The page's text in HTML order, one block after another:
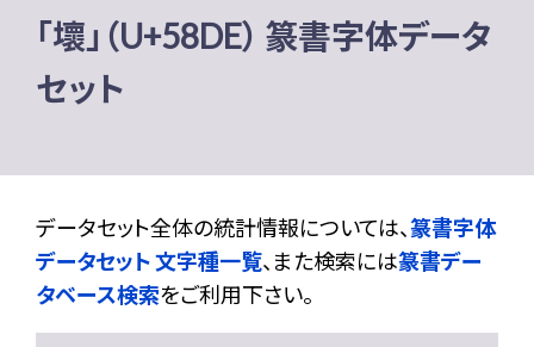
「壞」（U+58DE） 篆書字体データ
セット
データセット全体の統計情報については、篆書字体
データセット 文字種一覧、また検索には篆書デー
タベース検索をご利用下さい。